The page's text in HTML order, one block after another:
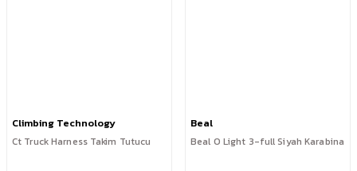
Climbing Technology
Ct Truck Harness Takim Tutucu
Beal
Beal O Light 3-full Siyah Karabina